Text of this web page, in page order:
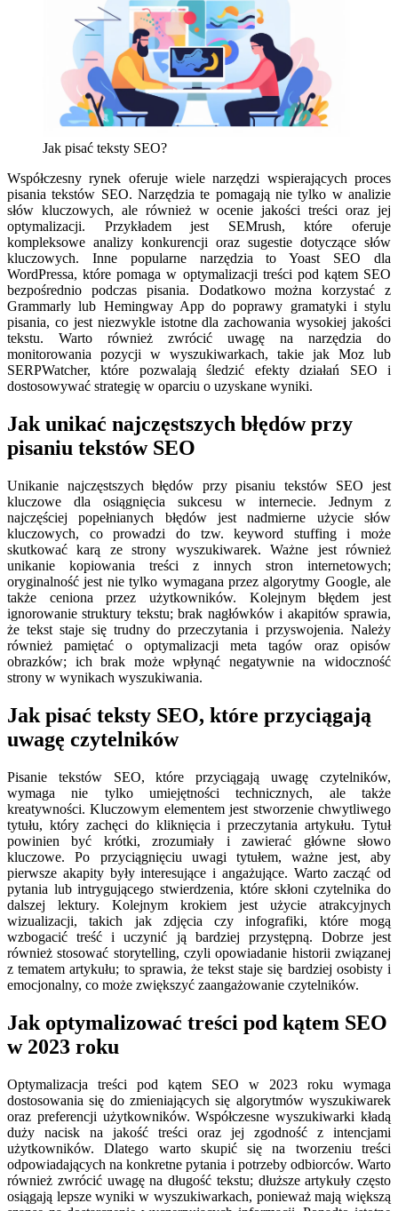
Jak pisać teksty SEO?
Współczesny rynek oferuje wiele narzędzi wspierających proces
pisania tekstów SEO. Narzędzia te pomagają nie tylko w analizie
słów kluczowych, ale również w ocenie jakości treści oraz jej
optymalizacji. Przykładem jest SEMrush, które oferuje
kompleksowe analizy konkurencji oraz sugestie dotyczące słów
kluczowych. Inne popularne narzędzia to Yoast SEO dla
WordPressa, które pomaga w optymalizacji treści pod kątem SEO
bezpośrednio podczas pisania. Dodatkowo można korzystać z
Grammarly lub Hemingway App do poprawy gramatyki i stylu
pisania, co jest niezwykle istotne dla zachowania wysokiej jakości
tekstu. Warto również zwrócić uwagę na narzędzia do
monitorowania pozycji w wyszukiwarkach, takie jak Moz lub
SERPWatcher, które pozwalają śledzić efekty działań SEO i
dostosowywać strategię w oparciu o uzyskane wyniki.
Jak unikać najczęstszych błędów przy
pisaniu tekstów SEO
Unikanie najczęstszych błędów przy pisaniu tekstów SEO jest
kluczowe dla osiągnięcia sukcesu w internecie. Jednym z
najczęściej popełnianych błędów jest nadmierne użycie słów
kluczowych, co prowadzi do tzw. keyword stuffing i może
skutkować karą ze strony wyszukiwarek. Ważne jest również
unikanie kopiowania treści z innych stron internetowych;
oryginalność jest nie tylko wymagana przez algorytmy Google, ale
także ceniona przez użytkowników. Kolejnym błędem jest
ignorowanie struktury tekstu; brak nagłówków i akapitów sprawia,
że tekst staje się trudny do przeczytania i przyswojenia. Należy
również pamiętać o optymalizacji meta tagów oraz opisów
obrazków; ich brak może wpłynąć negatywnie na widoczność
strony w wynikach wyszukiwania.
Jak pisać teksty SEO, które przyciągają
uwagę czytelników
Pisanie tekstów SEO, które przyciągają uwagę czytelników,
wymaga nie tylko umiejętności technicznych, ale także
kreatywności. Kluczowym elementem jest stworzenie chwytliwego
tytułu, który zachęci do kliknięcia i przeczytania artykułu. Tytuł
powinien być krótki, zrozumiały i zawierać główne słowo
kluczowe. Po przyciągnięciu uwagi tytułem, ważne jest, aby
pierwsze akapity były interesujące i angażujące. Warto zacząć od
pytania lub intrygującego stwierdzenia, które skłoni czytelnika do
dalszej lektury. Kolejnym krokiem jest użycie atrakcyjnych
wizualizacji, takich jak zdjęcia czy infografiki, które mogą
wzbogacić treść i uczynić ją bardziej przystępną. Dobrze jest
również stosować storytelling, czyli opowiadanie historii związanej
z tematem artykułu; to sprawia, że tekst staje się bardziej osobisty i
emocjonalny, co może zwiększyć zaangażowanie czytelników.
Jak optymalizować treści pod kątem SEO
w 2023 roku
Optymalizacja treści pod kątem SEO w 2023 roku wymaga
dostosowania się do zmieniających się algorytmów wyszukiwarek
oraz preferencji użytkowników. Współczesne wyszukiwarki kładą
duży nacisk na jakość treści oraz jej zgodność z intencjami
użytkowników. Dlatego warto skupić się na tworzeniu treści
odpowiadających na konkretne pytania i potrzeby odbiorców. Warto
również zwrócić uwagę na długość tekstu; dłuższe artykuły często
osiągają lepsze wyniki w wyszukiwarkach, ponieważ mają większą